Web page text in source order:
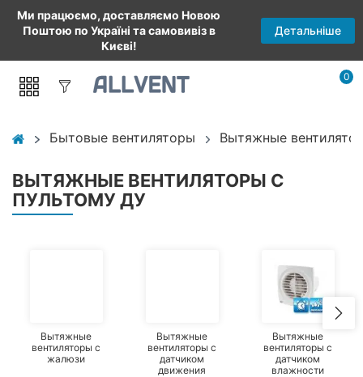
Ми працюємо, доставляємо Новою
Поштою по Україні та самовивіз в
Києві!
Детальніше
0
Бытовые вентиляторы Вытяжные
ВЫТЯЖНЫЕ ВЕНТИЛЯТОРЫ С
ПУЛЬТОМУ ДУ
Вытяжные
вентиляторы с
жалюзи
Вытяжные
вентиляторы с
датчиком
движения
Вытяжные
вентиляторы с
датчиком
влажности